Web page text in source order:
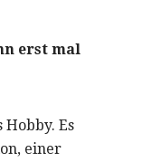
erst mal
Hobby. Es
einer